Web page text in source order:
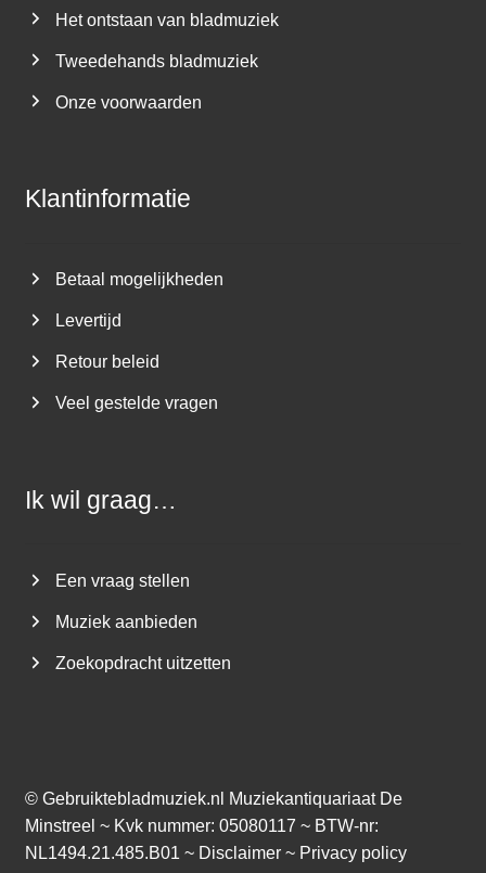
Het ontstaan van bladmuziek
Tweedehands bladmuziek
Onze voorwaarden
Klantinformatie
Betaal mogelijkheden
Levertijd
Retour beleid
Veel gestelde vragen
Ik wil graag…
Een vraag stellen
Muziek aanbieden
Zoekopdracht uitzetten
© Gebruiktebladmuziek.nl
Muziekantiquariaat De
Minstreel ~ Kvk nummer: 05080117 ~ BTW-nr:
NL1494.21.485.B01 ~ Disclaimer~ Privacy policy